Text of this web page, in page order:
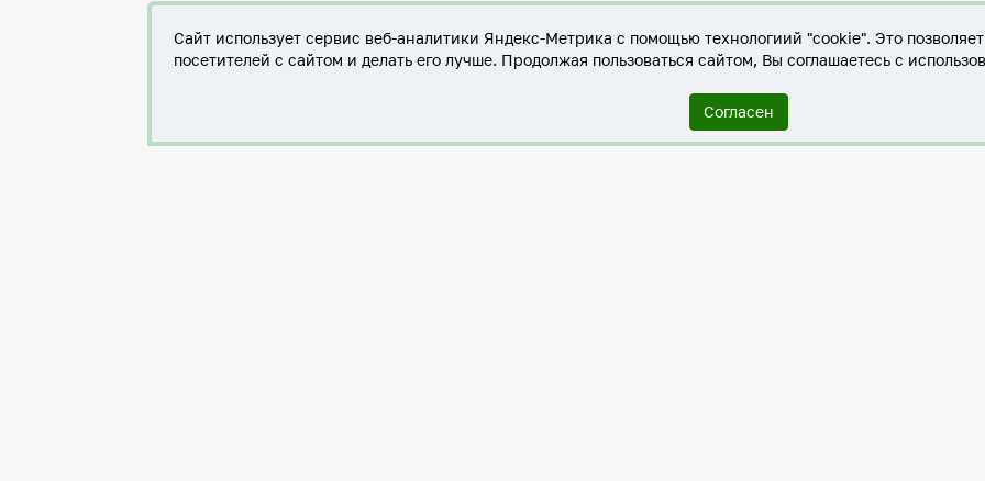
Сайт использует сервис веб-аналитики Яндекс-Метрика с помощью технологиий "cookie". Это
посетителей с сайтом и делать его лучше. Продолжая пользоваться сайтом, Вы соглашаетесь с
Согласен